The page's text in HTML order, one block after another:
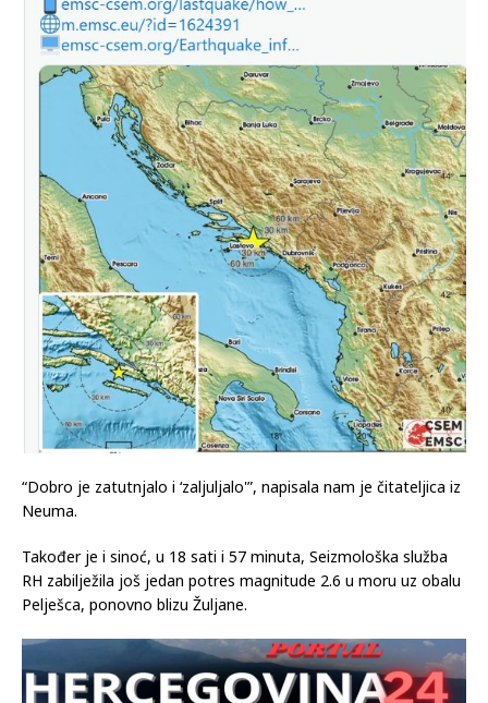
“Dobro je zatutnjalo i ‘zaljuljalo'”, napisala nam je čitateljica iz
Neuma.
Također je i sinoć, u 18 sati i 57 minuta, Seizmološka služba
RH zabilježila još jedan potres magnitude 2.6 u moru uz obalu
Pelješca, ponovno blizu Žuljane.